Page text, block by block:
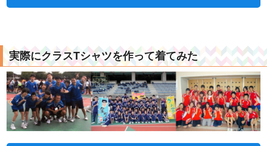
実際にクラスTシャツを作って着てみた